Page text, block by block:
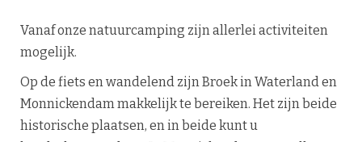
Vanaf onze natuurcamping zijn allerlei activiteiten
mogelijk.
Op de fiets en wandelend zijn Broek in Waterland en
Monnickendam makkelijk te bereiken. Het zijn beide
historische plaatsen, en in beide kunt u